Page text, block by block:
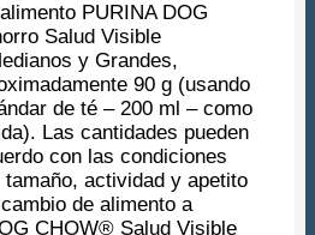
PURINA DOG
Salud Visible
y Grandes,
90 g (usando
de té – 200 ml – como
Las cantidades pueden
con las condiciones
tamaño, actividad y apetito
de alimento a
CHOW® Salud Visible